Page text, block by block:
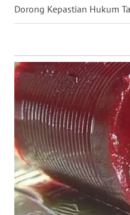
Dorong Kepastian Hukum
WN
NIAS
WN
LANGKAT
WN
TAPANULI
SELATAN